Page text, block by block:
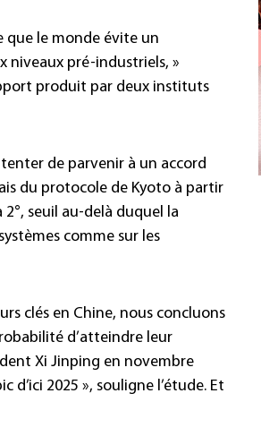
que le monde évite un
niveaux pré-industriels, »
produit par deux instituts
de parvenir à un accord
du protocole de Kyoto à partir
seuil au-delà duquel la
comme sur les
clés en Chine, nous concluons
d’atteindre leur
Xi Jinping en novembre
2025 », souligne l’étude. Et